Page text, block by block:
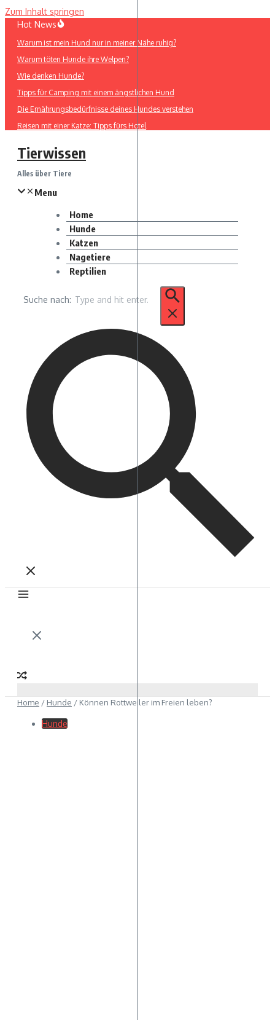
Zum Inhalt springen
Hot News
Warum ist mein Hund nur in meiner Nähe ruhig?
Warum töten Hunde ihre Welpen?
Wie denken Hunde?
Tipps für Camping mit einem ängstlichen Hund
Die Ernährungsbedürfnisse deines Hundes verstehen
Reisen mit einer Katze: Tipps fürs Hotel
Tierwissen
Alles über Tiere
Menu
Home
Hunde
Katzen
Nagetiere
Reptilien
Suche nach:
Home / Hunde / Können Rottweiler im Freien leben?
Hunde